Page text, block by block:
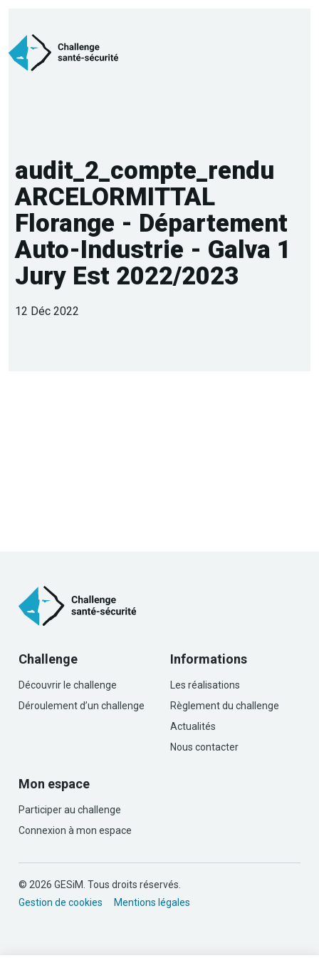
audit_2_compte_rendu
ARCELORMITTAL
Florange - Département
Auto-Industrie - Galva 1
Jury Est 2022/2023
12 Déc 2022
Challenge
Découvrir le challenge
Déroulement d’un challenge
Informations
Les réalisations
Règlement du challenge
Actualités
Nous contacter
Mon espace
Participer au challenge
Connexion à mon espace
© 2026 GESiM. Tous droits réservés.
Gestion de cookies
Mentions légales